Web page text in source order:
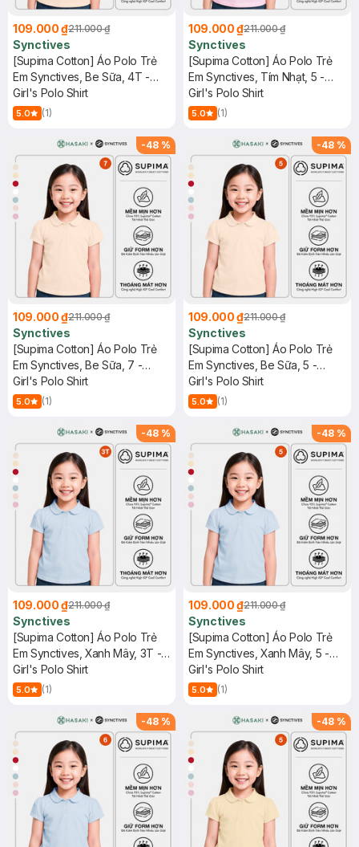
109.000 ₫211.000 ₫
Synctives
[Supima Cotton] Áo Polo Trẻ
Em Synctives, Be Sữa, 4T -
CGPO01
Girl's Polo Shirt
5.0 (1)
109.000 ₫211.000 ₫
Synctives
[Supima Cotton] Áo Polo Trẻ
Em Synctives, Tím Nhạt, 5 -
CGPO01
Girl's Polo Shirt
5.0 (1)
-48 %
109.000 ₫211.000 ₫
Synctives
[Supima Cotton] Áo Polo Trẻ
Em Synctives, Be Sữa, 7 -
CGPO01
Girl's Polo Shirt
5.0 (1)
-48 %
109.000 ₫211.000 ₫
Synctives
[Supima Cotton] Áo Polo Trẻ
Em Synctives, Be Sữa, 5 -
CGPO01
Girl's Polo Shirt
5.0 (1)
-48 %
109.000 ₫211.000 ₫
Synctives
[Supima Cotton] Áo Polo Trẻ
Em Synctives, Xanh Mây, 3T -
CGPO01
Girl's Polo Shirt
5.0 (1)
-48 %
109.000 ₫211.000 ₫
Synctives
[Supima Cotton] Áo Polo Trẻ
Em Synctives, Xanh Mây, 5 -
CGPO01
Girl's Polo Shirt
5.0 (1)
-48 % -48 %